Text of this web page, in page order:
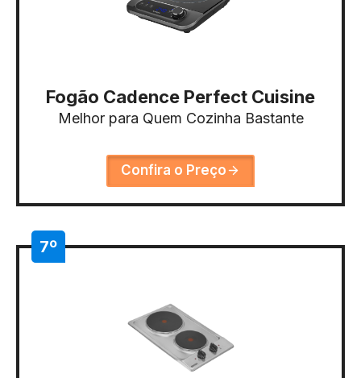
Fogão Cadence Perfect Cuisine
Melhor para Quem Cozinha Bastante
Confira o Preço
7º